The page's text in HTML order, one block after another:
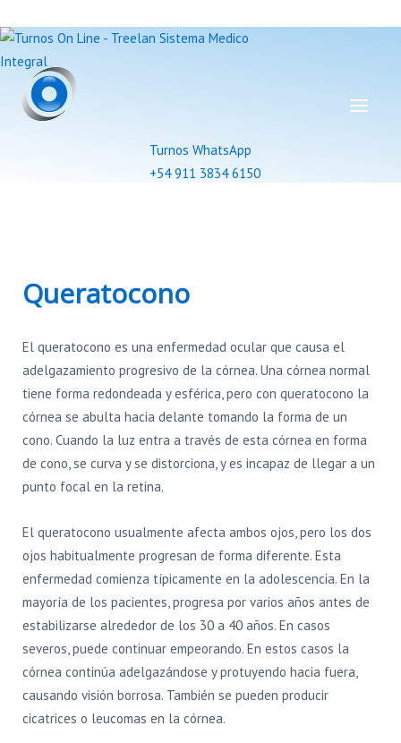
Turnos WhatsApp
+54 911 3834 6150
Queratocono
El queratocono es una enfermedad ocular que causa el
adelgazamiento progresivo de la córnea. Una córnea normal
tiene forma redondeada y esférica, pero con queratocono la
córnea se abulta hacia delante tomando la forma de un
cono. Cuando la luz entra a través de esta córnea en forma
de cono, se curva y se distorciona, y es incapaz de llegar a un
punto focal en la retina.
El queratocono usualmente afecta ambos ojos, pero los dos
ojos habitualmente progresan de forma diferente. Esta
enfermedad comienza típicamente en la adolescencia. En la
mayoría de los pacientes, progresa por varios años antes de
estabilizarse alrededor de los 30 a 40 años. En casos
severos, puede continuar empeorando. En estos casos la
córnea continúa adelgazándose y protuyendo hacia fuera,
causando visión borrosa. También se pueden producir
cicatrices o leucomas en la córnea.